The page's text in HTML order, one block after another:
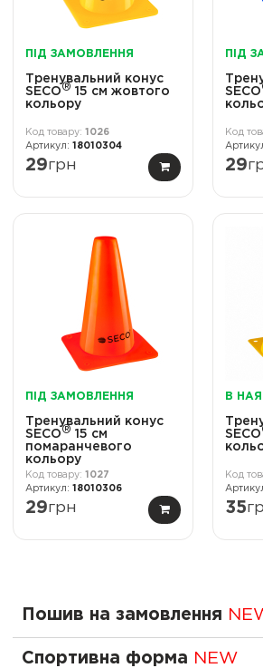
ПІД ЗАМОВЛЕННЯ
Тренувальний конус
SECO® 15 см жовтого
кольору
1026
18010304
29грн
ПІД
SECO
29
ПІД ЗАМОВЛЕННЯ
Тренувальний конус
SECO® 15 см
помаранчевого
кольору
1027
18010306
29грн
В
SECO
35
Пошив на замовлення
Спортивна форма NEW